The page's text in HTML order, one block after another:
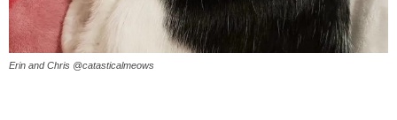
Erin and Chris @catasticalmeows